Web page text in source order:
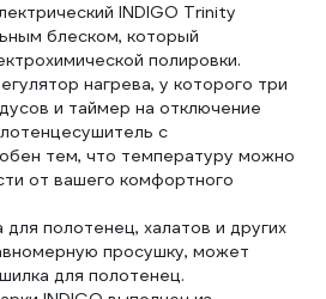
INDIGO Trinity
блеском, который
полировки.
нагрева, у которого три
и таймер на отключение
с
тем, что температуру можно
от вашего комфортного
полотенец, халатов и других
просушку, может
для полотенец.